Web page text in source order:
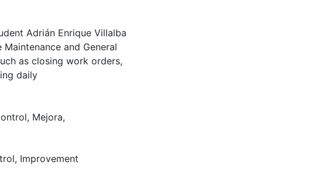
Adrián Enrique Villalba
and General
as closing work orders,
daily
, Mejora,
, Improvement